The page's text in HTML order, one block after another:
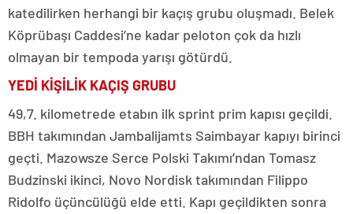
katedilirken herhangi bir kaçış grubu oluşmadı. Belek
Köprübaşı Caddesi’ne kadar peloton çok da hızlı
olmayan bir tempoda yarışı götürdü.
YEDİ KİŞİLİK KAÇIŞ GRUBU
49,7. kilometrede etabın ilk sprint prim kapısı geçildi.
BBH takımından Jambalijamts Saimbayar kapıyı birinci
geçti. Mazowsze Serce Polski Takımı’ndan Tomasz
Budzinski ikinci, Novo Nordisk takımından Filippo
Ridolfo üçüncülüğü elde etti. Kapı geçildikten sonra